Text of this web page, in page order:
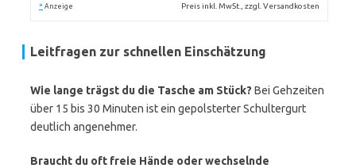
* Anzeige Preis inkl. MwSt., zzgl. Versandkosten
Leitfragen zur schnellen Einschätzung
Wie lange trägst du die Tasche am Stück? Bei Gehzeiten
über 15 bis 30 Minuten ist ein gepolsterter Schultergurt
deutlich angenehmer.
Braucht du oft freie Hände oder wechselnde